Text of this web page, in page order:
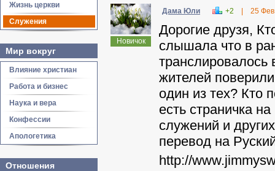
Жизнь церкви
Служения
Мир вокруг
Влияние христиан
Работа и бизнес
Наука и вера
Конфессии
Апологетика
Отношения
Новичок
Дама Юли +2 25
Дорогие друзя,
слышала что в
жителей
один из тех? Кто
есть страничка
служений и
перевод на
http://